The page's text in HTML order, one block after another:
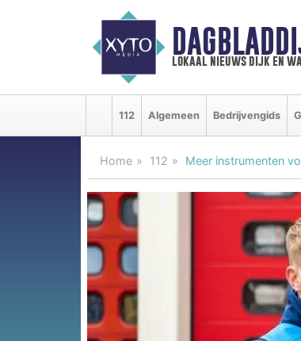
lokaal nieuws dijk en
112 Algemeen Bedrijvengids
Home 112 Meer instrumenten